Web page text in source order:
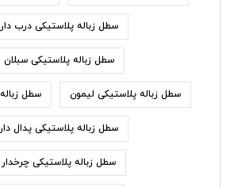
سطل زباله پلاستیکی درب دار
سطل زباله پلاستیکی سبلان
سطل زباله پلاستیکی لیمون سطل
سطل زباله پلاستیکی پدال دار
سطل زباله پلاستیکی چرخدار